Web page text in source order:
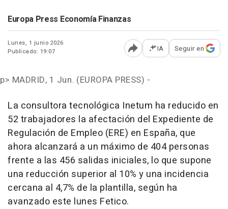
Europa Press Economía Finanzas
Lunes, 1 junio 2026
Publicado: 19:07
Abrir opciones para
IA Seguir en
p> MADRID, 1 Jun. (EUROPA PRESS) -
La consultora tecnológica Inetum ha reducido en
52 trabajadores la afectación del Expediente de
Regulación de Empleo (ERE) en España, que
ahora alcanzará a un máximo de 404 personas
frente a las 456 salidas iniciales, lo que supone
una reducción superior al 10% y una incidencia
cercana al 4,7% de la plantilla, según ha
avanzado este lunes Fetico.